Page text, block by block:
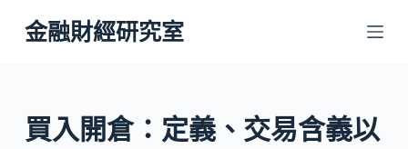
跳
至
內
容
金融財經研究室
買入開倉：定義、交易含義以